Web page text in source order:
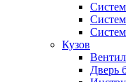
Кузов
Дверь